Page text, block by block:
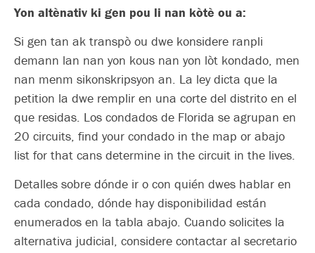
Yon altènativ ki gen pou li nan kòtè ou a:
Si gen tan ak transpò ou dwe konsidere ranpli
demann lan nan yon kous nan yon lòt kondado, men
nan menm sikonskripsyon an. La ley dicta que la
petition la dwe remplir en una corte del distrito en el
que residas. Los condados de Florida se agrupan en
20 circuits, find your condado in the map or abajo
list for that cans determine in the circuit in the lives.
Detalles sobre dónde ir o con quién dwes hablar en
cada condado, dónde hay disponibilidad están
enumerados en la tabla abajo. Cuando solicites la
alternativa judicial, considere contactar al secretario